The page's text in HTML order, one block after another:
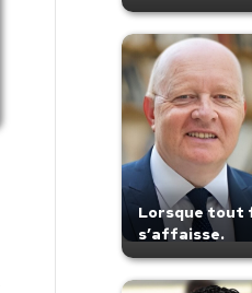
Lorsque tout
s’affaisse.